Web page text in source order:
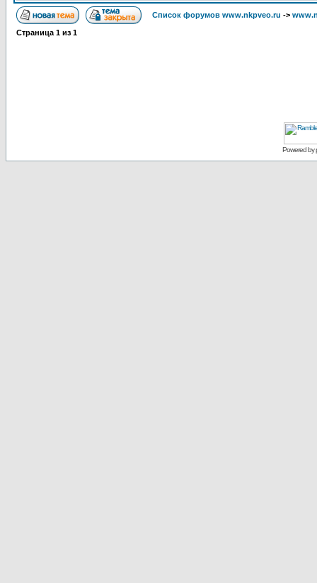
Список форумов www.nkpveo.ru ->
Страница 1 из 1
Powered by